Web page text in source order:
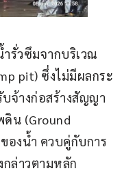
รั่วซึมจากบริเวณ
pit) ซึ่งไม่มีผลกระ
จ้างก่อสร้างสัญญา
น (Ground
องน้ำ ควบคู่กับการ
ล่าวตามหลัก